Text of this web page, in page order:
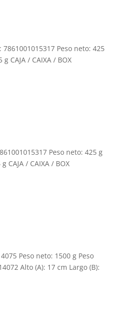
Peso neto: 425
CAJA / CAIXA / BOX
Peso neto: 425 g
/ CAIXA / BOX
Peso neto: 1500 g Peso
Alto (A): 17 cm Largo (B):